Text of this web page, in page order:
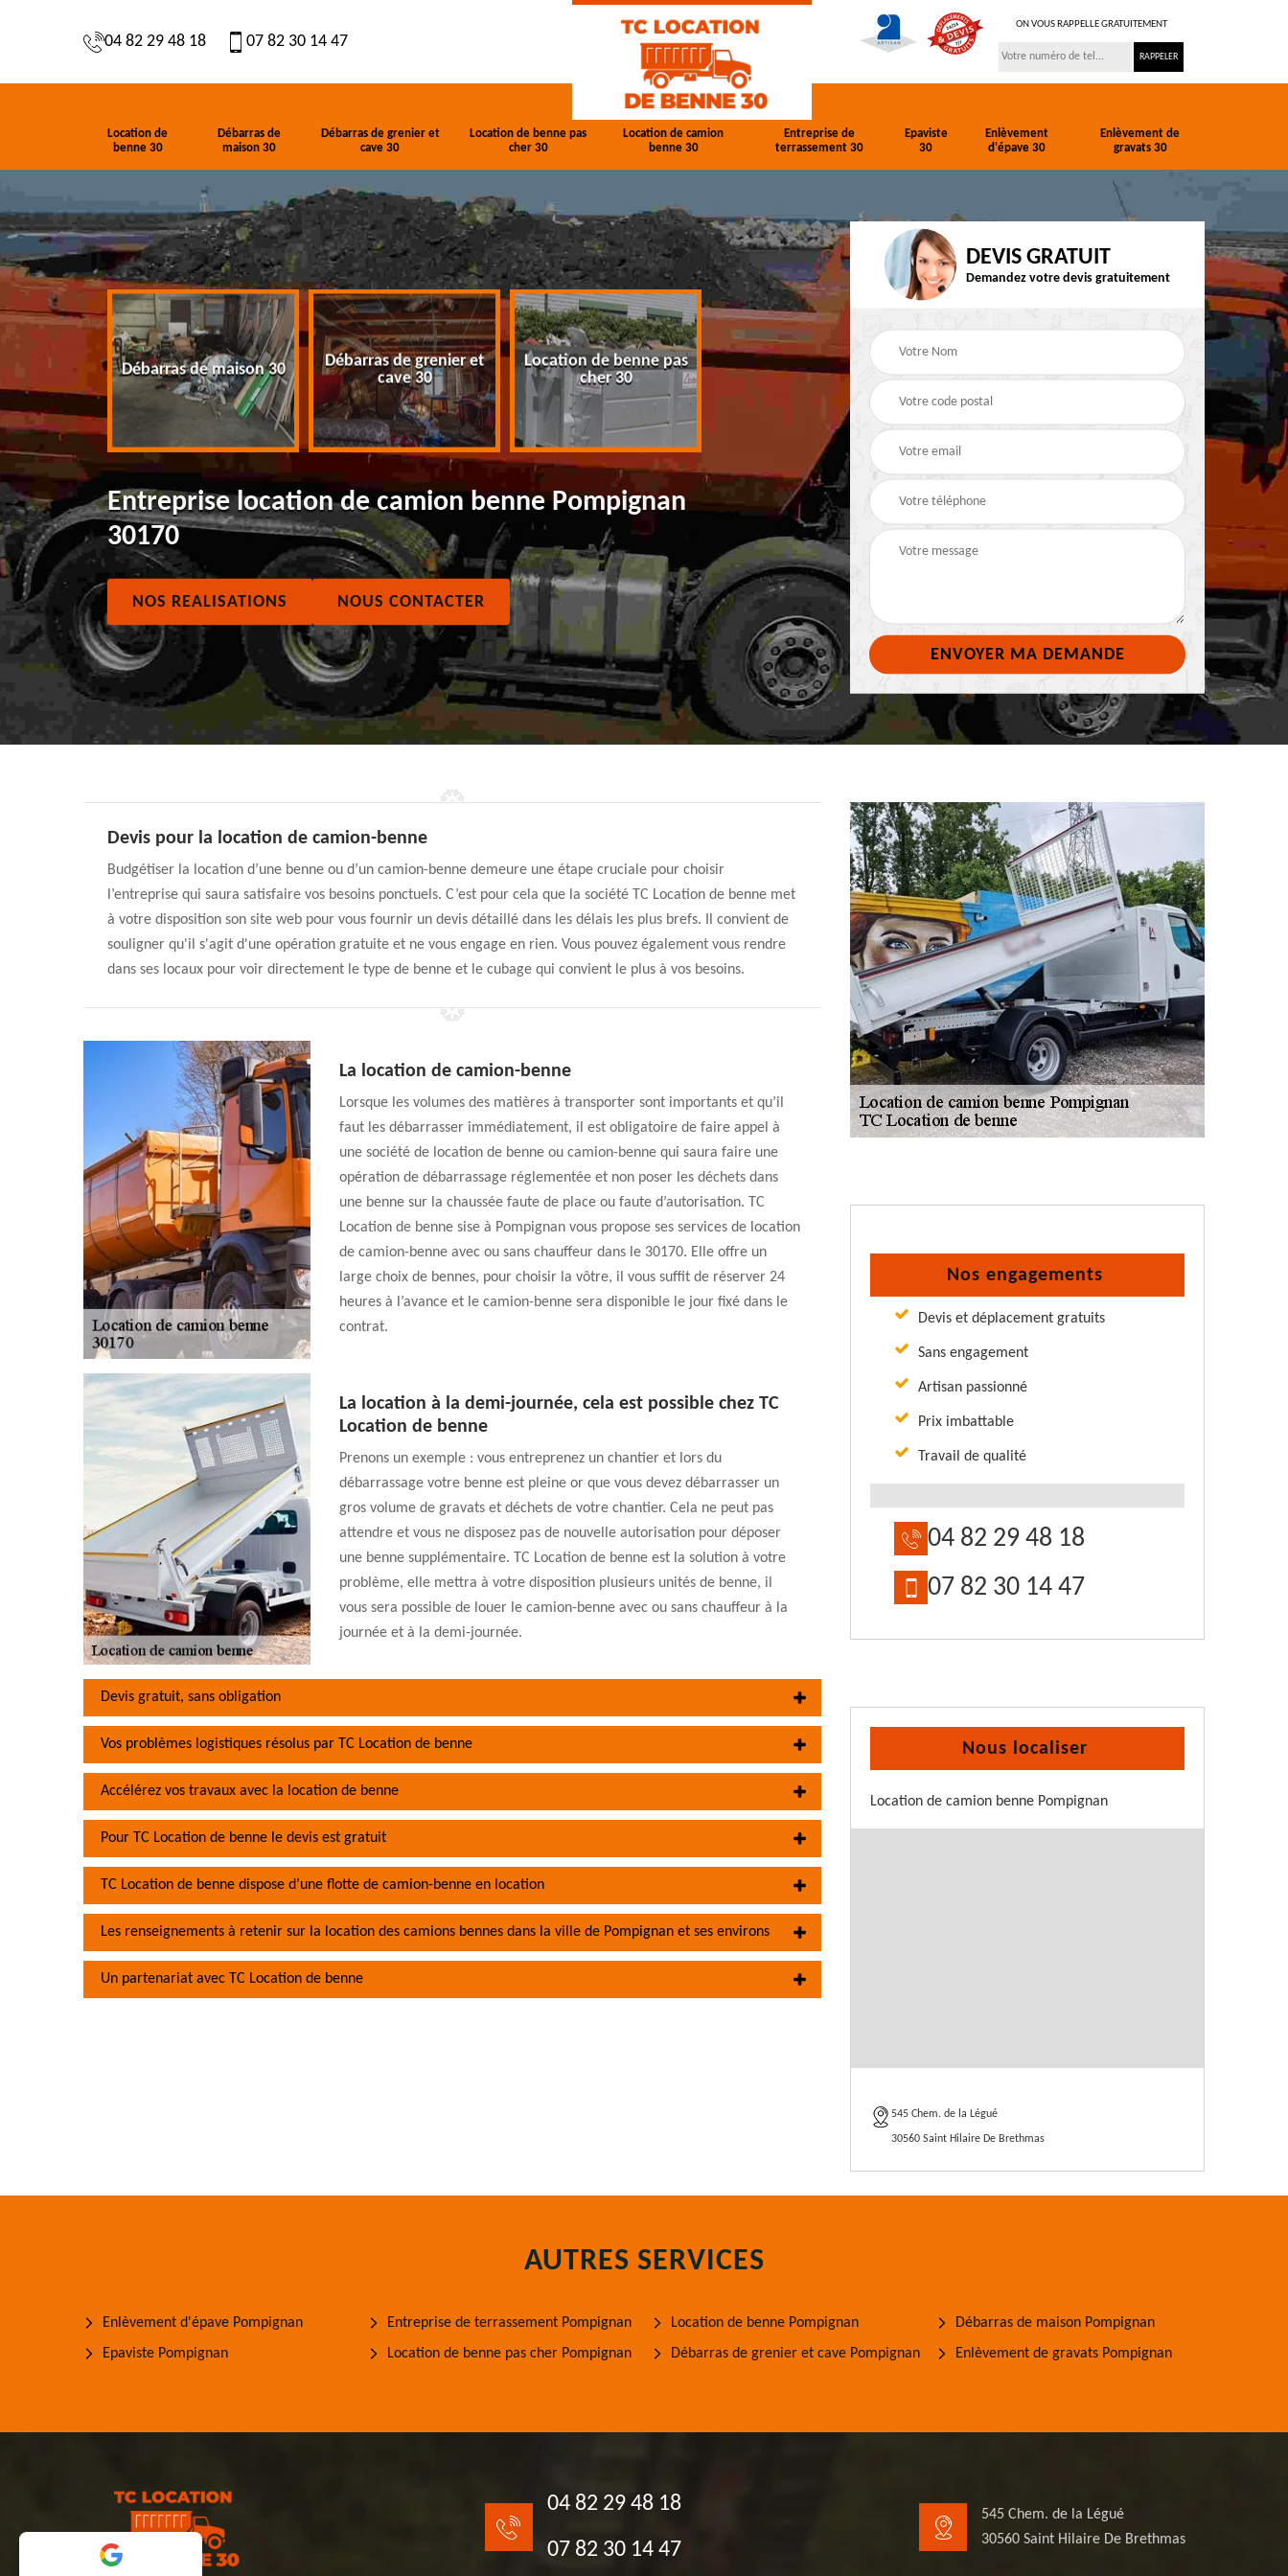
04 82 29 48 18 07 82 30 14 47
ON VOUS RAPPELLE GRATUITEMENT
Location de
benne 30
Débarras de
maison 30
Débarras de grenier et
cave 30
Location de benne pas
cher 30
Location de camion
benne 30
Entreprise de
terrassement 30
Epaviste
30
Enlèvement
d'épave 30
Enlèvement de
gravats 30
benne 30 Débarras de maison 30
Débarras de grenier et
cave 30
Location de benne pas
cher 30
Location de camion
benne 30
terrassement 30
Epaviste 30
Entreprise location de camion benne Pompignan
30170
NOS REALISATIONS NOUS CONTACTER
DEVIS GRATUIT
Demandez votre devis gratuitement
Devis pour la location de camion-benne
Budgétiser la location d’une benne ou d’un camion-benne demeure une étape cruciale pour choisir
l’entreprise qui saura satisfaire vos besoins ponctuels. C’est pour cela que la société TC Location de benne met
à votre disposition son site web pour vous fournir un devis détaillé dans les délais les plus brefs. Il convient de
souligner qu'il s'agit d'une opération gratuite et ne vous engage en rien. Vous pouvez également vous rendre
dans ses locaux pour voir directement le type de benne et le cubage qui convient le plus à vos besoins.
La location de camion-benne
Lorsque les volumes des matières à transporter sont importants et qu’il
faut les débarrasser immédiatement, il est obligatoire de faire appel à
une société de location de benne ou camion-benne qui saura faire une
opération de débarrassage réglementée et non poser les déchets dans
une benne sur la chaussée faute de place ou faute d’autorisation. TC
Location de benne sise à Pompignan vous propose ses services de location
de camion-benne avec ou sans chauffeur dans le 30170. Elle offre un
large choix de bennes, pour choisir la vôtre, il vous suffit de réserver 24
heures à l’avance et le camion-benne sera disponible le jour fixé dans le
contrat.
La location à la demi-journée, cela est possible chez TC
Location de benne
Prenons un exemple : vous entreprenez un chantier et lors du
débarrassage votre benne est pleine or que vous devez débarrasser un
gros volume de gravats et déchets de votre chantier. Cela ne peut pas
attendre et vous ne disposez pas de nouvelle autorisation pour déposer
une benne supplémentaire. TC Location de benne est la solution à votre
problème, elle mettra à votre disposition plusieurs unités de benne, il
vous sera possible de louer le camion-benne avec ou sans chauffeur à la
journée et à la demi-journée.
Devis gratuit, sans obligation
Vos problèmes logistiques résolus par TC Location de benne
Accélérez vos travaux avec la location de benne
Pour TC Location de benne le devis est gratuit
TC Location de benne dispose d’une flotte de camion-benne en location
Les renseignements à retenir sur la location des camions bennes dans la ville de Pompignan et ses environs
Un partenariat avec TC Location de benne
Nos engagements
Devis et déplacement gratuits
Sans engagement
Artisan passionné
Prix imbattable
Travail de qualité
04 82 29 48 18
07 82 30 14 47
Nous localiser
Location de camion benne Pompignan
545 Chem. de la Légué
30560 Saint Hilaire De Brethmas
AUTRES SERVICES
Enlèvement d'épave Pompignan
Epaviste Pompignan
Entreprise de terrassement Pompignan
Location de benne pas cher Pompignan
Location de benne Pompignan
Débarras de grenier et cave Pompignan
Débarras de maison Pompignan
Enlèvement de gravats Pompignan
04 82 29 48 18
07 82 30 14 47
545 Chem. de la Légué
30560 Saint Hilaire De Brethmas